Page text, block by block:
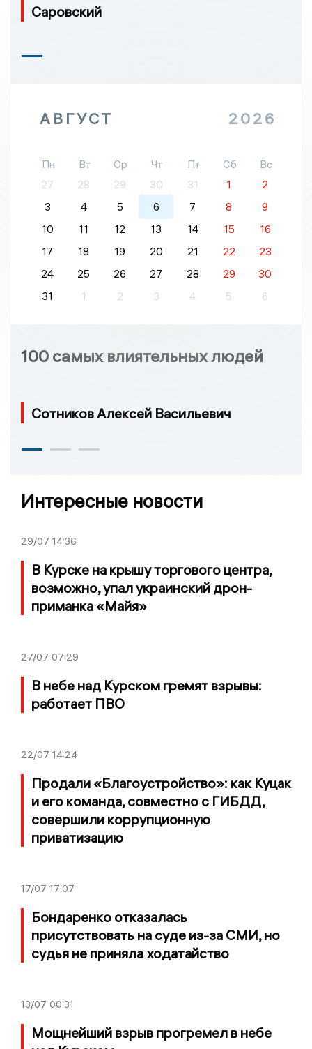
Саровский
АВГУСТ 2026
Пн Вт Ср Чт Пт Сб
Вс
27
28 29 30 31 1
2
3
4 5 6 7 8
9
10
11 12 13 14 15
16
17
18 19 20 21 22
23
24
25 26 27 28 29
30
31
1 2 3 4 5 6
100 самых влиятельных людей
Сотников Алексей Васильевич
Интересные новости
29/07 14:36
В Курске на крышу торгового центра,
возможно, упал украинский дрон-
приманка «Майя»
27/07 07:29
В небе над Курском гремят взрывы:
работает ПВО
22/07 14:24
Продали «Благоустройство»: как Куцак
и его команда, совместно с ГИБДД,
совершили коррупционную
приватизацию
17/07 17:07
Бондаренко отказалась
присутствовать на суде из-за СМИ, но
судья не приняла ходатайство
13/07 00:31
Мощнейший взрыв прогремел в небе